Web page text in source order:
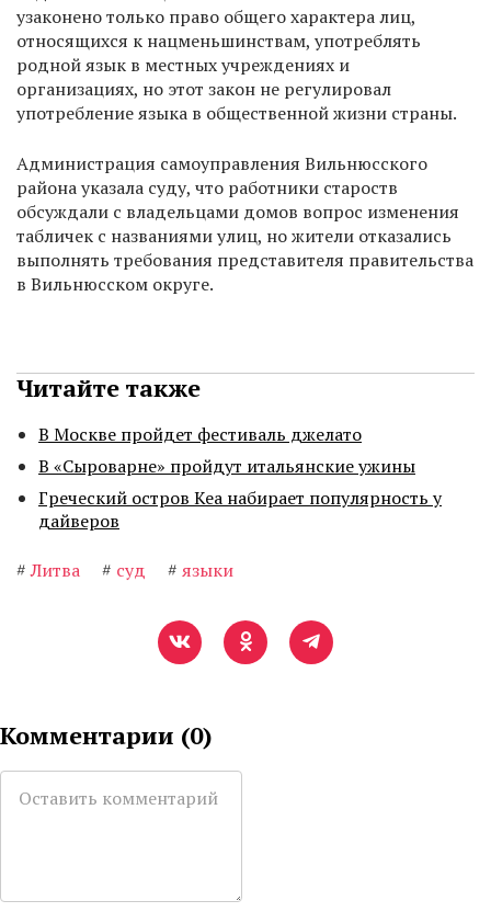
узаконено только право общего характера лиц,
относящихся к нацменьшинствам, употреблять
родной язык в местных учреждениях и
организациях, но этот закон не регулировал
употребление языка в общественной жизни страны.
Администрация самоуправления Вильнюсского
района указала суду, что работники староств
обсуждали с владельцами домов вопрос изменения
табличек с названиями улиц, но жители отказались
выполнять требования представителя правительства
в Вильнюсском округе.
Читайте также
В Москве пройдет фестиваль джелато
В «Сыроварне» пройдут итальянские ужины
Греческий остров Кеа набирает популярность у
дайверов
# Литва # суд # языки
Комментарии (0)